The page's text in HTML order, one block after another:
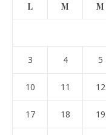
L M M
3 4 5
10 11 12
17 18 19